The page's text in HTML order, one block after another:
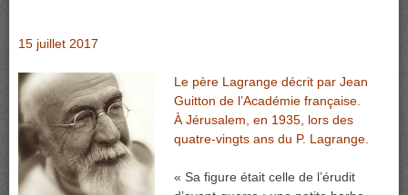
15 juillet 2017
Le père Lagrange décrit par Jean
Guitton de l’Académie française.
À Jérusalem, en 1935, lors des
quatre-vingts ans du P. Lagrange.
« Sa figure était celle de l’érudit